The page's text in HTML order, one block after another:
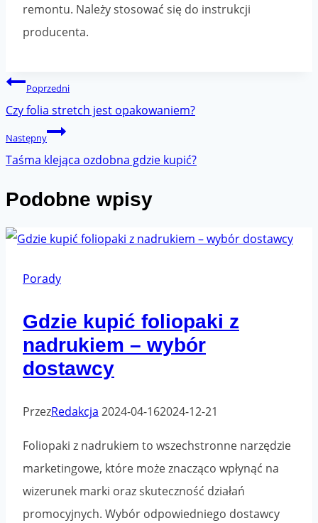
remontu. Należy stosować się do instrukcji
producenta.
Nawigacja
wpisu
Poprzedni
Czy folia stretch jest opakowaniem?
Następny
Taśma klejąca ozdobna gdzie kupić?
Podobne wpisy
Porady
Gdzie kupić foliopaki z
nadrukiem – wybór
dostawcy
PrzezRedakcja 2024-04-162024-12-21
Foliopaki z nadrukiem to wszechstronne narzędzie
marketingowe, które może znacząco wpłynąć na
wizerunek marki oraz skuteczność działań
promocyjnych. Wybór odpowiedniego dostawcy